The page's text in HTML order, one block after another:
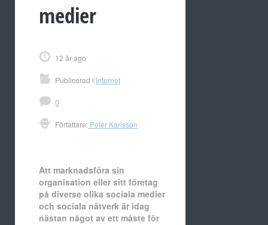
medier
12 år ago
Publicerad i:Internet
0
Författare: Peter Karlsson
Att marknadsföra sin
organisation eller sitt företag
på diverse olika sociala medier
och sociala nätverk är idag
nästan något av ett måste för